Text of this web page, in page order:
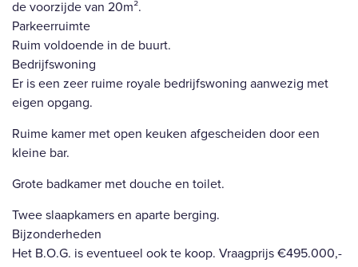
de voorzijde van 20m².
Parkeerruimte
Ruim voldoende in de buurt.
Bedrijfswoning
Er is een zeer ruime royale bedrijfswoning aanwezig met
eigen opgang.
Ruime kamer met open keuken afgescheiden door een
kleine bar.
Grote badkamer met douche en toilet.
Twee slaapkamers en aparte berging.
Bijzonderheden
Het B.O.G. is eventueel ook te koop. Vraagprijs €495.000,-